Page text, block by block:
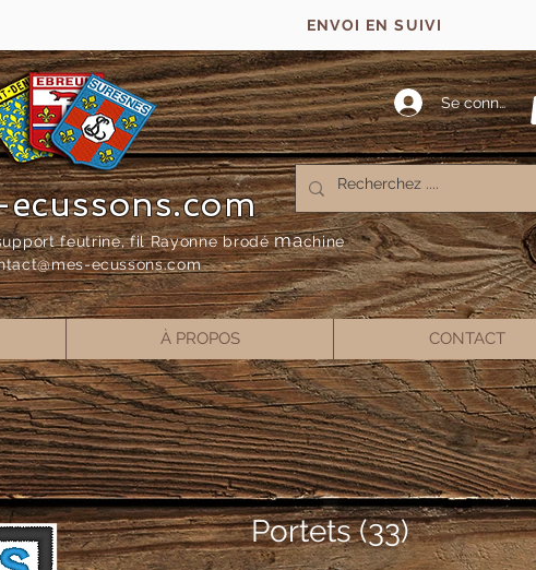
ENVOI EN SUIVI
Se connecter
feutrine, fil Rayonne brodémachine
ecussons.com
À PROPOS CONTACT
Portets (33)